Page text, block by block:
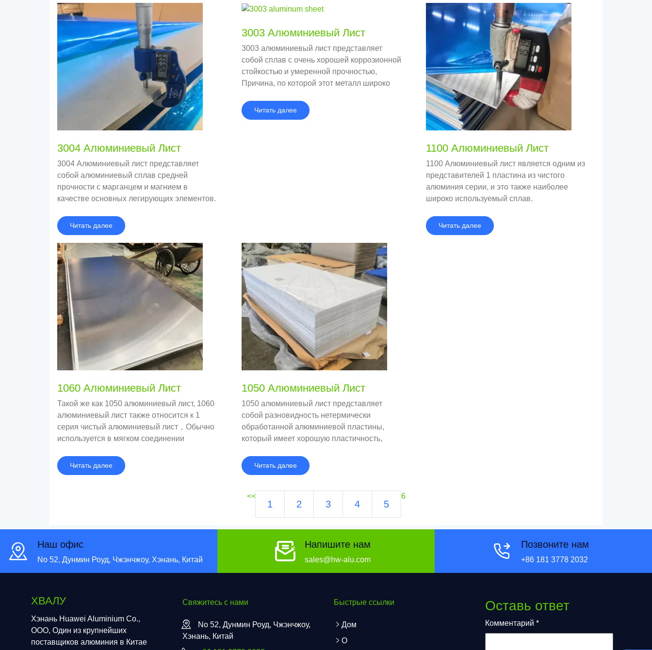
3004 Алюминиевый Лист
3004 Алюминиевый лист представляет
собой алюминиевый сплав средней
прочности с марганцем и магнием в
качестве основных легирующих элементов.
Алюминиевый лист, Но пластичность ниже.
Читать далее
3003 Алюминиевый Лист
3003 алюминиевый лист представляет
собой сплав с очень хорошей коррозионной
стойкостью и умеренной прочностью,
Причина, по которой этот металл широко
доступен и прочен.
Читать далее
1100 Алюминиевый Лист
1100 Алюминиевый лист является одним из
представителей 1 пластина из чистого
алюминия серии, и это также наиболее
широко используемый сплав.
Читать далее
1060 Алюминиевый Лист
Такой же как 1050 алюминиевый лист, 1060
алюминиевый лист также относится к 1
серия чистый алюминиевый лист，Обычно
используется в мягком соединении
зарядная свая, алюминиевая прокладка,
Оформление внешней стены рекламного
Читать далее
1050 Алюминиевый Лист
1050 алюминиевый лист представляет
собой разновидность нетермически
обработанной алюминиевой пластины,
который имеет хорошую пластичность,
электропроводность и теплопроводность
после холодной обработки давлением;
Читать далее
<<
1 2 3 4 5
6
Наш офис
No 52, Дунмин Роуд, Чжэнчжоу, Хэнань, Китай
Напишите нам
sales@hw-alu.com
Позвоните нам
+86 181 3778 2032
ХВАЛУ
Хэнань Huawei Aluminium Co.,
ООО, Один из крупнейших
поставщиков алюминия в Китае
Свяжитесь с нами
No 52, Дунмин Роуд, Чжэнчжоу,
Хэнань, Китай
Быстрые ссылки
Дом
О
Оставь ответ
Комментарий *